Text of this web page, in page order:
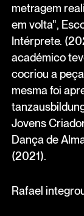
metragem
em volta",
Intérprete.
académico
cocriou a
mesma foi
Jovens
Dança de
(2021).
Rafael